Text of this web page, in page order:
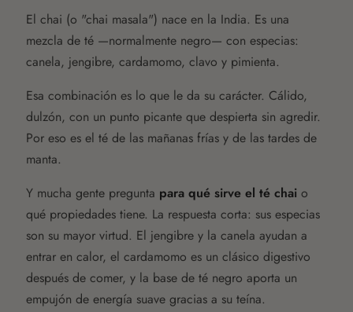
El chai (o "chai masala") nace en la India. Es una
mezcla de té —normalmente negro— con especias:
canela, jengibre, cardamomo, clavo y pimienta.
Esa combinación es lo que le da su carácter. Cálido,
dulzón, con un punto picante que despierta sin agredir.
Por eso es el té de las mañanas frías y de las tardes de
manta.
Y mucha gente pregunta para qué sirve el té chai o
qué propiedades tiene. La respuesta corta: sus especias
son su mayor virtud. El jengibre y la canela ayudan a
entrar en calor, el cardamomo es un clásico digestivo
después de comer, y la base de té negro aporta un
empujón de energía suave gracias a su teína.